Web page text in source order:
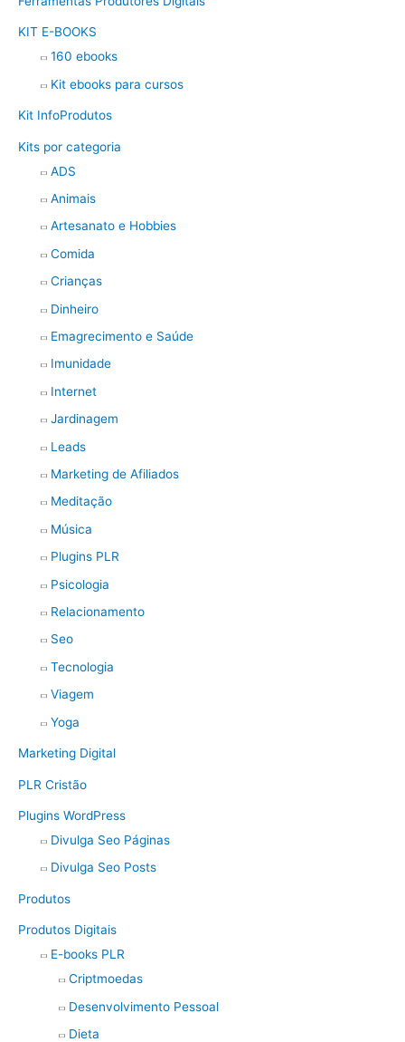
KIT E-BOOKS
160 ebooks
Kit ebooks para cursos
Kit InfoProdutos
Kits por categoria
ADS
Animais
Artesanato e Hobbies
Comida
Crianças
Dinheiro
Emagrecimento e Saúde
Imunidade
Internet
Jardinagem
Leads
Marketing de Afiliados
Meditação
Música
Plugins PLR
Psicologia
Relacionamento
Seo
Tecnologia
Viagem
Yoga
Marketing Digital
PLR Cristão
Plugins WordPress
Divulga Seo Páginas
Divulga Seo Posts
Produtos
Produtos Digitais
E-books PLR
Criptmoedas
Desenvolvimento Pessoal
Dieta